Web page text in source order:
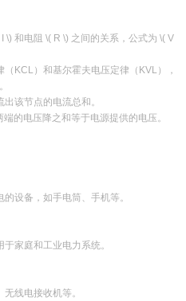
\) 和电阻 \( R \) 之间的关系，公式为 \( V
KCL）和基尔霍夫电压定律（KVL），
该节点的电流总和。
的电压降之和等于电源提供的电压。
设备，如手电筒、手机等。
家庭和工业电力系统。
线电接收机等。